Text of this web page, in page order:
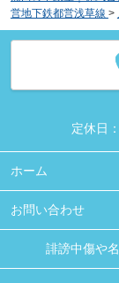
営地下鉄都営浅草線 >
定休日：
ホーム
お問い合わせ
誹謗中傷や